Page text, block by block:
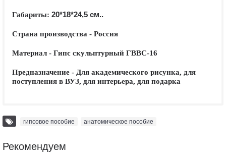
Габариты: 20*18*24,5 см..
Страна производства - Россия
Материал - Гипс скульптурный ГВВС-16
Предназначение - Для академического рисунка, для
поступления в ВУЗ, для интерьера, для подарка
гипсовое пособие анатомическое пособие
Рекомендуем